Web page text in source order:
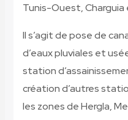
Tunis-Ouest,
Il s’agit de pose de
d’eaux pluviales et
station
création d’autres
les zones de Hergla,